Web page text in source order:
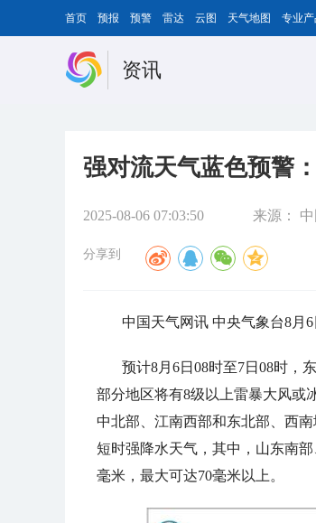
首页 预报 预警 雷达 云图 天气地图 专业
资讯
强对流天气蓝色预警
2025-08-06 07:03:50 来源：
分享到
中国天气网讯 中央气象台8月
预计8月6日08时至7日08时，
部分地区将有8级以上雷暴大风或
中北部、江南西部和东北部、西
短时强降水天气，其中，山东南
毫米，最大可达70毫米以上。